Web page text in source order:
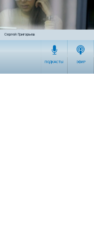
Сергей Григорьев
ПОДКАСТЫ ЭФИР